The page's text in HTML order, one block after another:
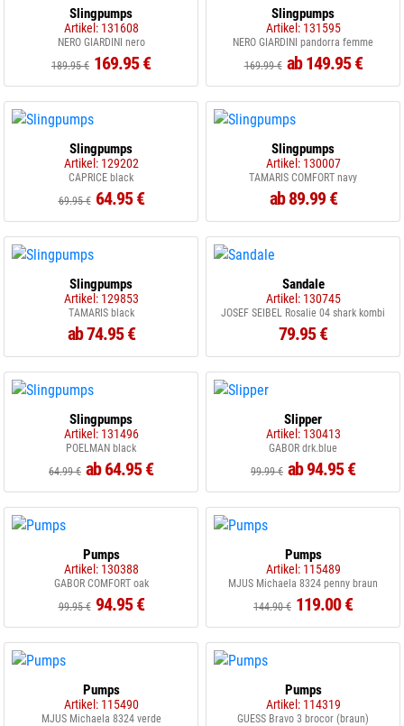
Slingpumps
Artikel: 131608
NERO GIARDINI nero
189.95 € 169.95 €
Slingpumps
Artikel: 131595
NERO GIARDINI pandorra femme
169.99 € ab 149.95 €
Slingpumps
Artikel: 129202
CAPRICE black
69.95 € 64.95 €
Slingpumps
Artikel: 130007
TAMARIS COMFORT navy
ab 89.99 €
Slingpumps
Artikel: 129853
TAMARIS black
ab 74.95 €
Sandale
Artikel: 130745
JOSEF SEIBEL Rosalie 04 shark kombi
79.95 €
Slingpumps
Artikel: 131496
POELMAN black
64.99 € ab 64.95 €
Slipper
Artikel: 130413
GABOR drk.blue
99.99 € ab 94.95 €
Pumps
Artikel: 130388
GABOR COMFORT oak
99.95 € 94.95 €
Pumps
Artikel: 115489
MJUS Michaela 8324 penny braun
144.90 € 119.00 €
Pumps
Artikel: 115490
MJUS Michaela 8324 verde
Pumps
Artikel: 114319
GUESS Bravo 3 brocor (braun)